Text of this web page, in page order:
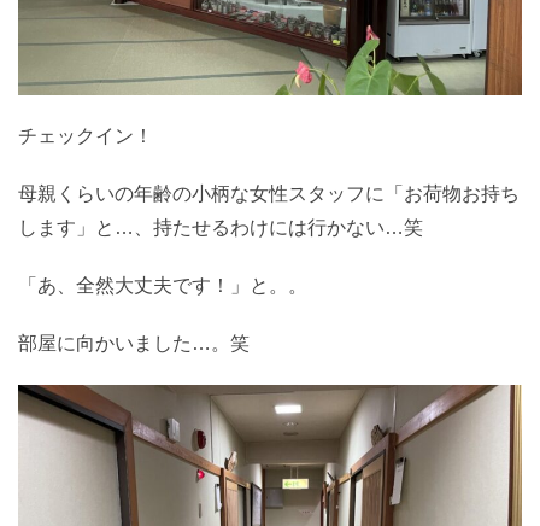
チェックイン！
母親くらいの年齢の小柄な女性スタッフに「お荷物お持ち
します」と…、持たせるわけには行かない…笑
「あ、全然大丈夫です！」と。。
部屋に向かいました…。笑